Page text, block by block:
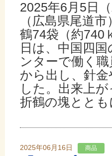
2025年6月5日
（広島県尾道
鶴74袋（約740
日は、中国四
ンターで働く
から出し、針
した。出来上
折鶴の塊とと
2025年06月16日 商品